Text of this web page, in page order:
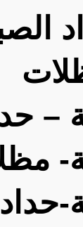
–
حداد